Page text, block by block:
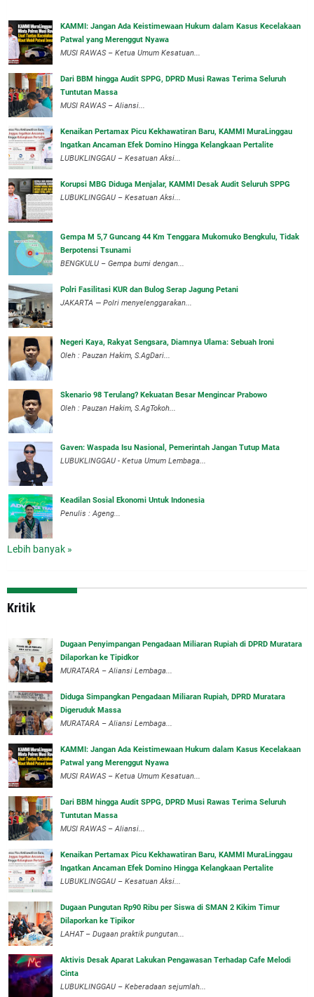
‎KAMMI: Jangan Ada Keistimewaan Hukum dalam Kasus Kecelakaan
Patwal yang Merenggut Nyawa
‎MUSI RAWAS – Ketua Umum Kesatuan...
Dari BBM hingga Audit SPPG, DPRD Musi Rawas Terima Seluruh
Tuntutan Massa
MUSI RAWAS – Aliansi...
‎Kenaikan Pertamax Picu Kekhawatiran Baru, KAMMI MuraLinggau
Ingatkan Ancaman Efek Domino Hingga Kelangkaan Pertalite
‎LUBUKLINGGAU – Kesatuan Aksi...
Korupsi MBG Diduga Menjalar, KAMMI Desak Audit Seluruh SPPG
‎LUBUKLINGGAU – Kesatuan Aksi...
Gempa M 5,7 Guncang 44 Km Tenggara Mukomuko Bengkulu, Tidak
Berpotensi Tsunami
BENGKULU – Gempa bumi dengan...
Polri Fasilitasi KUR dan Bulog Serap Jagung Petani
JAKARTA — Polri menyelenggarakan...
Negeri Kaya, Rakyat Sengsara, Diamnya Ulama: Sebuah Ironi
Oleh : Pauzan Hakim, S.AgDari...
Skenario 98 Terulang? Kekuatan Besar Mengincar Prabowo
Oleh : Pauzan Hakim, S.AgTokoh...
Gaven: Waspada Isu Nasional, Pemerintah Jangan Tutup Mata
LUBUKLINGGAU - Ketua Umum Lembaga...
Keadilan Sosial Ekonomi Untuk Indonesia
Penulis : Ageng...
Lebih banyak »
Kritik
‎Dugaan Penyimpangan Pengadaan Miliaran Rupiah di DPRD Muratara
Dilaporkan ke Tipidkor
‎MURATARA – Aliansi Lembaga...
Diduga Simpangkan Pengadaan Miliaran Rupiah, DPRD Muratara
Digeruduk Massa
‎MURATARA – Aliansi Lembaga...
‎KAMMI: Jangan Ada Keistimewaan Hukum dalam Kasus Kecelakaan
Patwal yang Merenggut Nyawa
‎MUSI RAWAS – Ketua Umum Kesatuan...
Dari BBM hingga Audit SPPG, DPRD Musi Rawas Terima Seluruh
Tuntutan Massa
MUSI RAWAS – Aliansi...
‎Kenaikan Pertamax Picu Kekhawatiran Baru, KAMMI MuraLinggau
Ingatkan Ancaman Efek Domino Hingga Kelangkaan Pertalite
‎LUBUKLINGGAU – Kesatuan Aksi...
Dugaan Pungutan Rp90 Ribu per Siswa di SMAN 2 Kikim Timur
Dilaporkan ke Tipikor
LAHAT – Dugaan praktik pungutan...
Aktivis Desak Aparat Lakukan Pengawasan Terhadap Cafe Melodi
Cinta
LUBUKLINGGAU – Keberadaan sejumlah...